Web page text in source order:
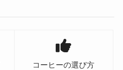
コーヒーの選び方